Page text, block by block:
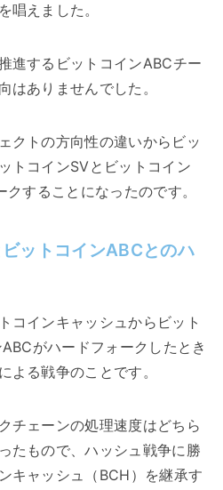
唱えました。
進するビットコインABCチー
はありませんでした。
クトの方向性の違いからビッ
トコインSVとビットコイン
することになったのです。
ットコインABCとのハ
コインキャッシュからビット
がハードフォークしたとき
よる戦争のことです。
チェーンの処理速度はどちら
たもので、ハッシュ戦争に勝
キャッシュ（BCH）を継承す